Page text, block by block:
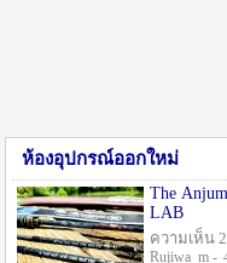
ห้องอุปกรณ์ออกใหม่
The
LAB
ความเห็น
Rujiwa_m -